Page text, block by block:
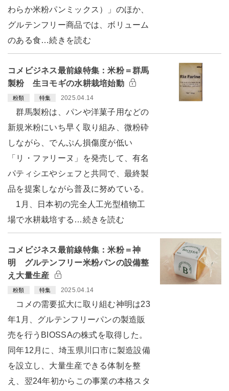
わらか米粉パンミックス）」のほか、
グルテンフリー商品では、ボリューム
のある食…続きを読む
コメビジネス最前線特集：米粉＝群馬
製粉 生ヨモギの水耕栽培始動
粉類 特集 2025.04.14
群馬製粉は、パンや洋菓子用などの
新規米粉にいち早く取り組み、微粉砕
しながら、でんぷん損傷度が低い
「リ・ファリーヌ」を発売して、有名
パティシエやシェフと共同で、最終製
品を提案しながら普及に努めている。
1月、日本初の完全人工光型植物工
場で水耕栽培する…続きを読む
コメビジネス最前線特集：米粉＝神
明 グルテンフリー米粉パンの設備整
え大量生産
粉類 特集 2025.04.14
コメの需要拡大に取り組む神明は23
年1月、グルテンフリーパンの製造販
売を行うBIOSSAの株式を取得した。
同年12月に、埼玉県川口市に製造設備
を設立し、大量生産できる体制を整
え、翌24年初からこの事業の本格スタ